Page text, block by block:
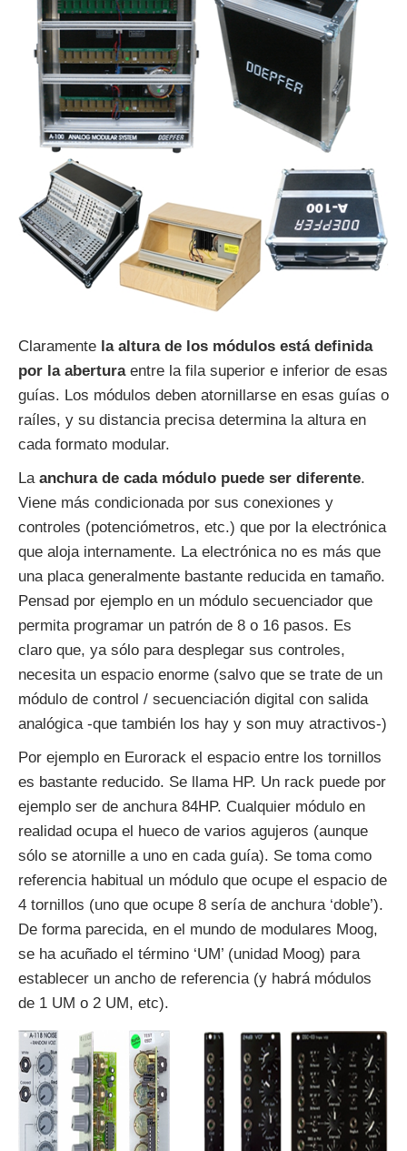
Claramente la altura de los módulos está definida
por la aberturaentre la fila superior e inferior de esas
guías. Los módulos deben atornillarse en esas guías o
raíles, y su distancia precisa determina la altura en
cada formato modular.
La anchura de cada módulo puede ser diferente.
Viene más condicionada por sus conexiones y
controles (potenciómetros, etc.) que por la electrónica
que aloja internamente. La electrónica no es más que
una placa generalmente bastante reducida en tamaño.
Pensad por ejemplo en un módulo secuenciador que
permita programar un patrón de 8 o 16 pasos. Es
claro que, ya sólo para desplegar sus controles,
necesita un espacio enorme (salvo que se trate de un
módulo de control / secuenciación digital con salida
analógica -que también los hay y son muy atractivos-)
Por ejemplo en Eurorack el espacio entre los tornillos
es bastante reducido. Se llama HP. Un rack puede por
ejemplo ser de anchura 84HP. Cualquier módulo en
realidad ocupa el hueco de varios agujeros (aunque
sólo se atornille a uno en cada guía). Se toma como
referencia habitual un módulo que ocupe el espacio de
4 tornillos (uno que ocupe 8 sería de anchura ‘doble’).
De forma parecida, en el mundo de modulares Moog,
se ha acuñado el término ‘UM’ (unidad Moog) para
establecer un ancho de referencia (y habrá módulos
de 1 UM o 2 UM, etc).